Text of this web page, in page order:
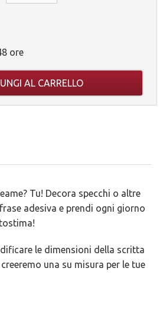
ore
AL CARRELLO
Tu! Decora specchi o altre
adesiva e prendi ogni giorno
le dimensioni della scritta
una su misura per le tue